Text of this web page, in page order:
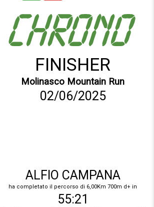
FINISHER
Molinasco Mountain Run
ALFIO CAMPANA
ha completato il percorso di 6,00Km 700m d+ in
55:21
02/06/2025